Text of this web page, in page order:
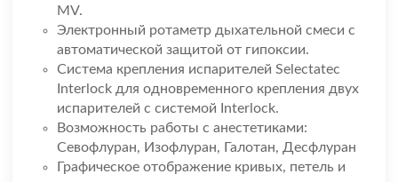
MV.
Электронный ротаметр дыхательной смеси с
автоматической защитой от гипоксии.
Система крепления испарителей Selectatec
Interlock для одновременного крепления двух
испарителей с системой Interlock.
Возможность работы с анестетиками:
Севофлуран, Изофлуран, Галотан, Десфлуран
Графическое отображение кривых, петель и